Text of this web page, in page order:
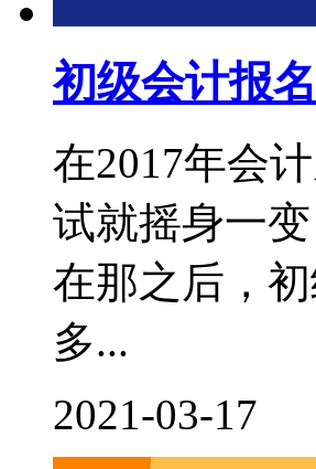
初级会计报
在2017年会
试就摇身一
在那之后，
多...
2021-03-17